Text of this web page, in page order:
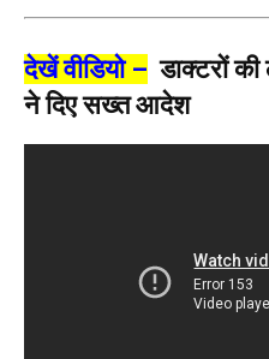
देखें वीडियो – डाक्टरों
ने दिए सख्त आदेश